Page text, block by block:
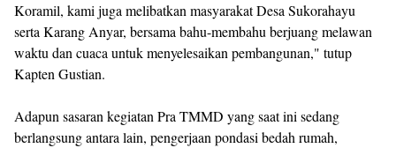
Koramil, kami juga melibatkan masyarakat Desa Sukorahayu
serta Karang Anyar, bersama bahu-membahu berjuang melawan
waktu dan cuaca untuk menyelesaikan pembangunan," tutup
Kapten Gustian.
Adapun sasaran kegiatan Pra TMMD yang saat ini sedang
berlangsung antara lain, pengerjaan pondasi bedah rumah,